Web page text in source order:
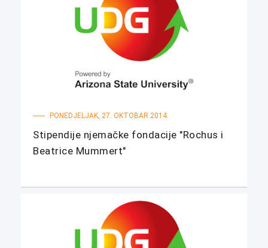
PONEDJELJAK, 27. OKTOBAR 2014.
Stipendije njemačke fondacije "Rochus i
Beatrice Mummert"